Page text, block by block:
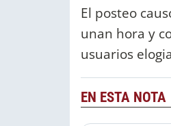
El posteo
unan hora y
usuarios
EN ESTA NOTA